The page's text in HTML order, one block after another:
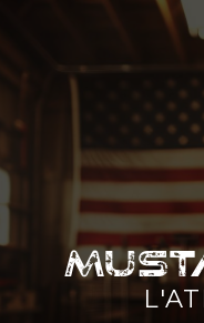
Panneau de gestion des